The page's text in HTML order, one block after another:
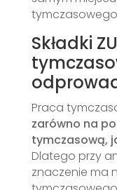
Składki
Praca
zarówno na
tymczasową,
Dlatego przy
znaczenie ma